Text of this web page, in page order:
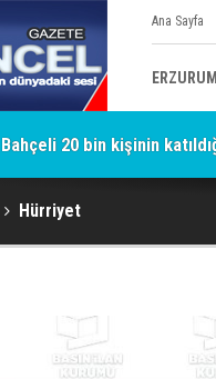
Ana Sayfa
ERZURUM
20 bin kişinin
Doku Dosyasında Siyah
Hürriyet